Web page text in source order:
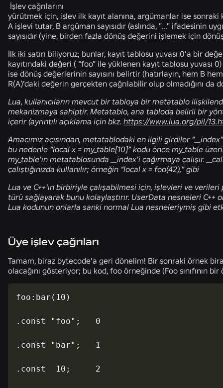
İşlev çağrılarını
yürütmek için, işlev ilk kayıt alanına, argümanlar ise
A işlevi tutar, B argüman sayısıdır (aslında, "..." ifadesinin
sayısıdır (yine, birden fazla dönüş değerini işlemek için
İlk iki satırı biliyoruz; bunlar, kayıt tablosu yuvası 0'a bir
kayıtındaki değeri ( “foo” ile yüklenen kayıt tablosu yuvası
ise dönüş değerlerinin sayısını belirtir (hatırlayın, hem B
R(A)’daki değerin gerçekten çağrılabilir olup olmadığını da
Lua, kullanıcıların mevcut bir tabloya bir metatablo
mekanizmaya sahiptir. Metatablo, ana tabloda belirli bir
içerir (ayrıntılı açıklama için bkz. https://www.lua.org/pil/
Amacımız açısından, metatablodaki en ilgili girdiler
bu nedenle “local x = my_table[10]” kodu önce my_table
my_table’ın metatablosunda __index’i çağırmaya çalışır.
çalıştığınızda kullanılır; örneğin “local x = foo(42),” gibi
Lua ve C++'ın birbiriyle çalışabilmesi için, işlevleri ve
türü sağlayarak bunu kolaylaştırır. UserData nesneleri
Lua kodunun onlarla sanki normal Lua nesneleriymiş gibi
Üye işlev çağrıları
Tamam, biraz bytecode'a geri dönelim! Bir sonraki örnek
olacağını gösteriyor; bu kod, foo örneğinde (Foo sınıfının
foo:bar(10)
.const "foo";   0
.const "bar";   1
.const  10;     2